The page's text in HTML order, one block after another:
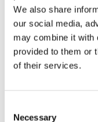
We also share
our social media,
may combine it with
provided to them or
of their services.
Selection
Necessary